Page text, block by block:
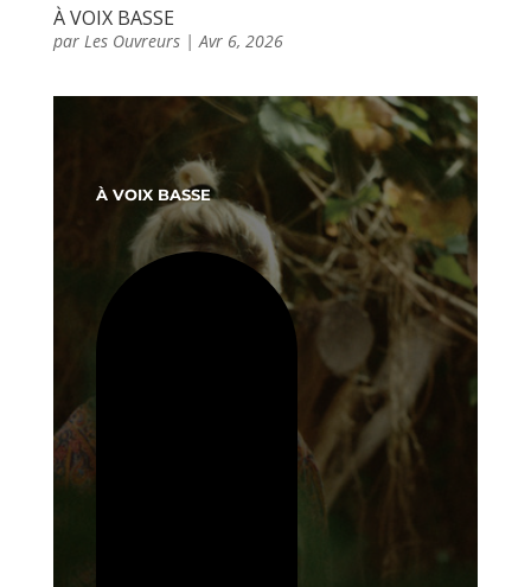
À VOIX BASSE
par Les Ouvreurs|Avr 6, 2026
À VOIX BASSE